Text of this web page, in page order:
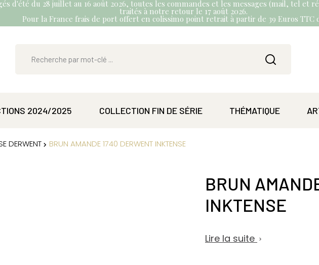
d'été du 28 juillet au 16 août 2026, toutes les commandes et les messages (mail, tel et
traités à notre retour le 17 août 2026.
Pour la France frais de port offert en colissimo point retrait à partir de 39 Euros TTC
2024/2025 COLLECTION FIN DE SÉRIE THÉMATIQUE
DERWENT BRUN AMANDE 1740 DERWENT INKTENSE
BRUN
INKTENSE
Lire la suite 